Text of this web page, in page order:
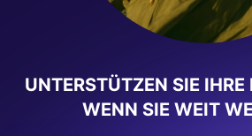
UNTERSTÜTZEN SIE IHRE
WENN SIE WEIT